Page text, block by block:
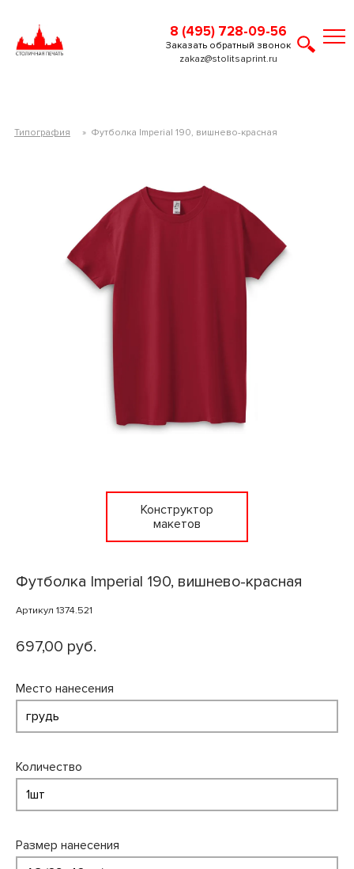
8 (495) 728-09-56
zakaz@stolitsaprint.ru
Заказать обратный звонок
Типография » Футболка Imperial 190, вишнево-красная
Конструктор
макетов
Футболка Imperial 190, вишнево-красная
Артикул 1374.521
697,00 руб.
Место нанесения
Количество
Размер нанесения